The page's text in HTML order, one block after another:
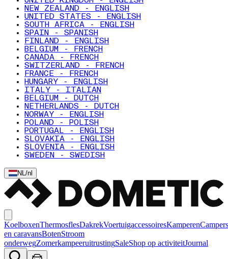
NEW ZEALAND - ENGLISH
UNITED STATES - ENGLISH
SOUTH AFRICA - ENGLISH
SPAIN - SPANISH
FINLAND - ENGLISH
BELGIUM - FRENCH
CANADA - FRENCH
SWITZERLAND - FRENCH
FRANCE - FRENCH
HUNGARY - ENGLISH
ITALY - ITALIAN
BELGIUM - DUTCH
NETHERLANDS - DUTCH
NORWAY - ENGLISH
POLAND - POLISH
PORTUGAL - ENGLISH
SLOVAKIA - ENGLISH
SLOVENIA - ENGLISH
SWEDEN - SWEDISH
NL/nl
KoelboxenThermosflesDakrekVoertuigaccessoiresKamperenCampers
en caravansBotenStroom
onderwegZomerkampeeruitrustingSaleShop op activiteitJournal